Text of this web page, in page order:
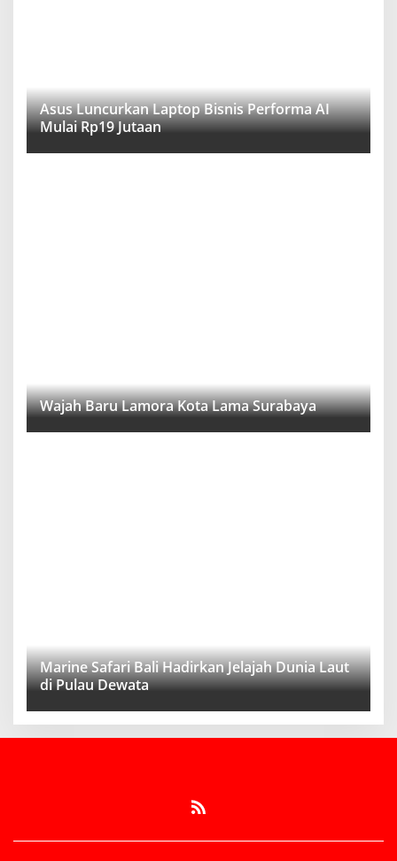
Asus Luncurkan Laptop Bisnis Performa AI
Mulai Rp19 Jutaan
Wajah Baru Lamora Kota Lama Surabaya
Marine Safari Bali Hadirkan Jelajah Dunia Laut
di Pulau Dewata